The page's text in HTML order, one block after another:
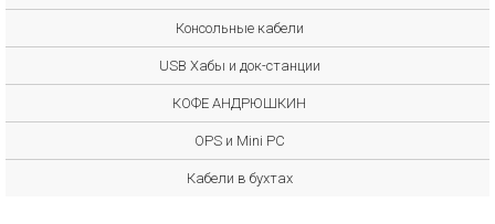
Консольные кабели
USB Хабы и док-станции
КОФЕ АНДРЮШКИН
OPS и Mini PC
Кабели в бухтах